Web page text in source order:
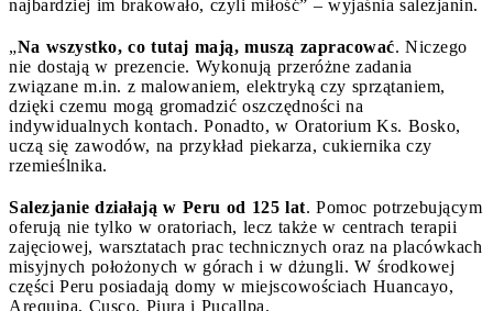
najbardziej im brakowało, czyli miłość” – wyjaśnia salezjanin.
„Na wszystko, co tutaj mają, muszą zapracować. Niczego
nie dostają w prezencie. Wykonują przeróżne zadania
związane m.in. z malowaniem, elektryką czy sprzątaniem,
dzięki czemu mogą gromadzić oszczędności na
indywidualnych kontach. Ponadto, w Oratorium Ks. Bosko,
uczą się zawodów, na przykład piekarza, cukiernika czy
rzemieślnika.
Salezjanie działają w Peru od 125 lat. Pomoc potrzebującym
oferują nie tylko w oratoriach, lecz także w centrach terapii
zajęciowej, warsztatach prac technicznych oraz na placówkach
misyjnych położonych w górach i w dżungli. W środkowej
części Peru posiadają domy w miejscowościach Huancayo,
Arequipa, Cusco, Piura i Pucallpa.